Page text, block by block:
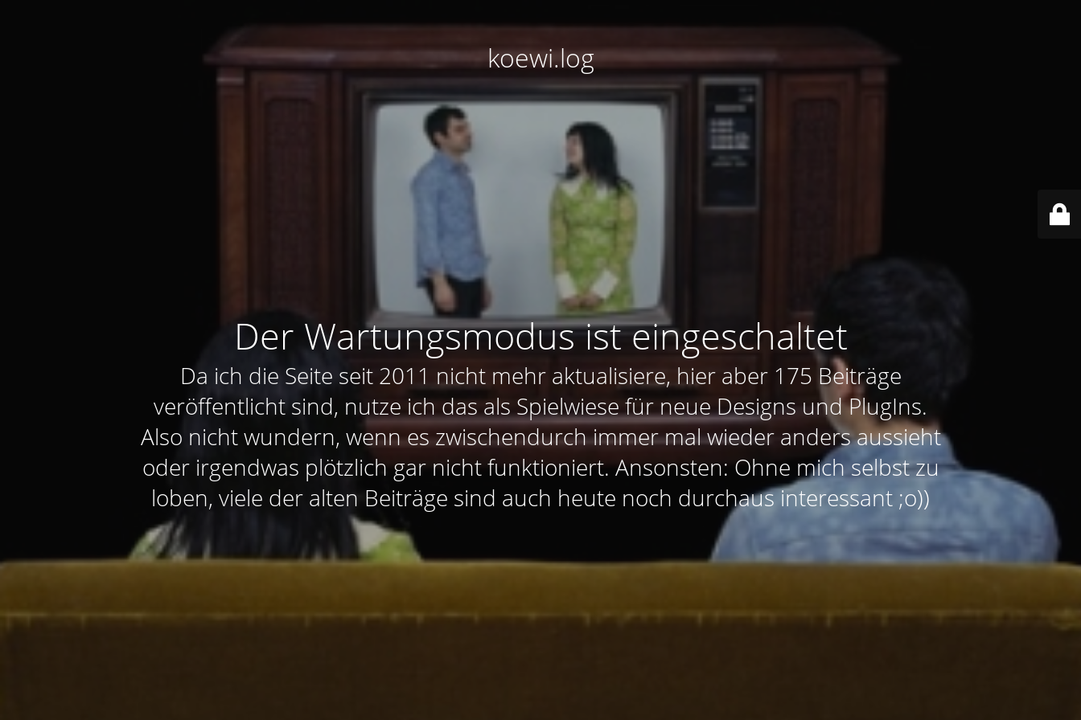
koewi.log
Der Wartungsmodus ist eingeschaltet
Da ich die Seite seit 2011 nicht mehr aktualisiere, hier aber 175 Beiträge
veröffentlicht sind, nutze ich das als Spielwiese für neue Designs und PlugIns.
Also nicht wundern, wenn es zwischendurch immer mal wieder anders aussieht
oder irgendwas plötzlich gar nicht funktioniert. Ansonsten: Ohne mich selbst zu
loben, viele der alten Beiträge sind auch heute noch durchaus interessant ;o))